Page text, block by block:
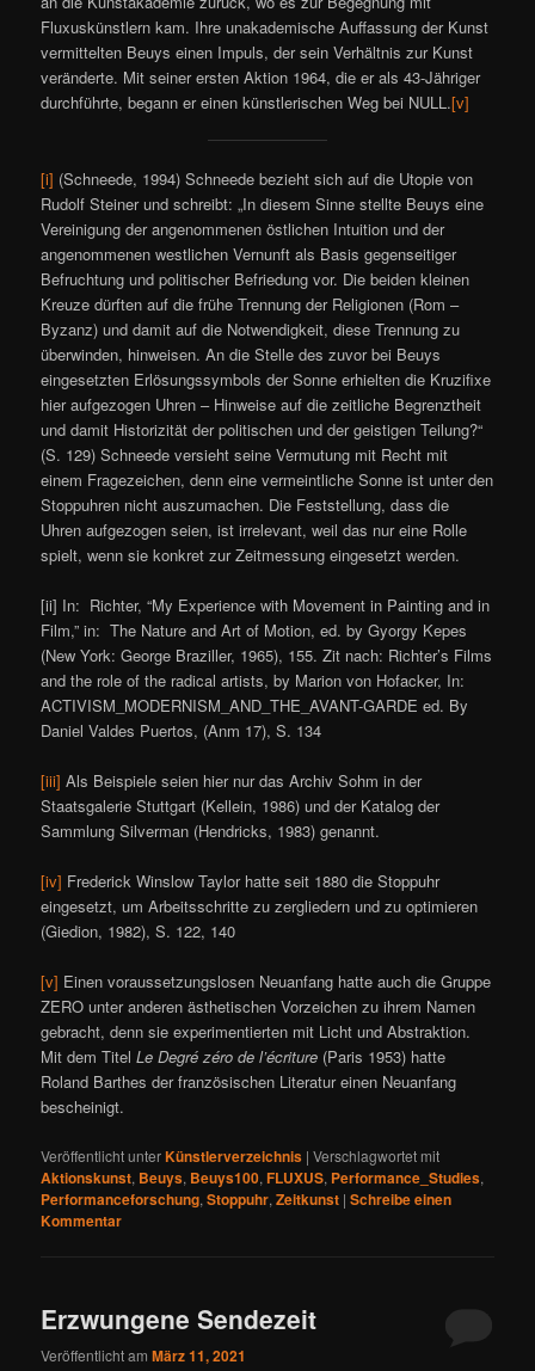
Fluxuskünstlern kam. Ihre unakademische Auffassung der Kunst
vermittelten Beuys einen Impuls, der sein Verhältnis zur Kunst
veränderte. Mit seiner ersten Aktion 1964, die er als 43-Jähriger
durchführte, begann er einen künstlerischen Weg bei NULL.[v]
[i] (Schneede, 1994) Schneede bezieht sich auf die Utopie von
Rudolf Steiner und schreibt: „In diesem Sinne stellte Beuys eine
Vereinigung der angenommenen östlichen Intuition und der
angenommenen westlichen Vernunft als Basis gegenseitiger
Befruchtung und politischer Befriedung vor. Die beiden kleinen
Kreuze dürften auf die frühe Trennung der Religionen (Rom –
Byzanz) und damit auf die Notwendigkeit, diese Trennung zu
überwinden, hinweisen. An die Stelle des zuvor bei Beuys
eingesetzten Erlösungssymbols der Sonne erhielten die Kruzifixe
hier aufgezogen Uhren – Hinweise auf die zeitliche Begrenztheit
und damit Historizität der politischen und der geistigen Teilung?“
(S. 129) Schneede versieht seine Vermutung mit Recht mit
einem Fragezeichen, denn eine vermeintliche Sonne ist unter den
Stoppuhren nicht auszumachen. Die Feststellung, dass die
Uhren aufgezogen seien, ist irrelevant, weil das nur eine Rolle
spielt, wenn sie konkret zur Zeitmessung eingesetzt werden.
[ii] In: Richter, “My Experience with Movement in Painting and in
Film,” in: The Nature and Art of Motion, ed. by Gyorgy Kepes
(New York: George Braziller, 1965), 155. Zit nach: Richter’s Films
and the role of the radical artists, by Marion von Hofacker, In:
ACTIVISM_MODERNISM_AND_THE_AVANT-GARDE ed. By
Daniel Valdes Puertos, (Anm 17), S. 134
[iii] Als Beispiele seien hier nur das Archiv Sohm in der
Staatsgalerie Stuttgart (Kellein, 1986) und der Katalog der
Sammlung Silverman (Hendricks, 1983) genannt.
[iv] Frederick Winslow Taylor hatte seit 1880 die Stoppuhr
eingesetzt, um Arbeitsschritte zu zergliedern und zu optimieren
(Giedion, 1982), S. 122, 140
[v] Einen voraussetzungslosen Neuanfang hatte auch die Gruppe
ZERO unter anderen ästhetischen Vorzeichen zu ihrem Namen
gebracht, denn sie experimentierten mit Licht und Abstraktion.
Mit dem TitelLe Degré zéro de l’écriture (Paris 1953) hatte
Roland Barthes der französischen Literatur einen Neuanfang
bescheinigt.
Veröffentlicht unterKünstlerverzeichnis |Verschlagwortet mit
Aktionskunst, Beuys, Beuys100,FLUXUS, Performance_Studies,
Performanceforschung,Stoppuhr,Zeitkunst |Schreibe einen
Kommentar
Erzwungene Sendezeit
Veröffentlicht amMärz 11, 2021